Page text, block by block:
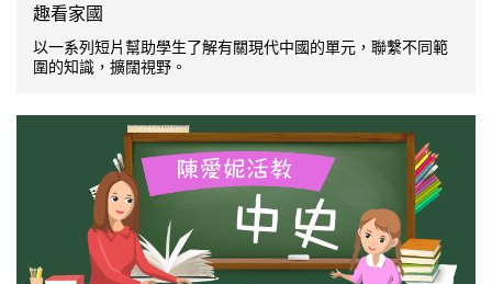
趣看家國
以一系列短片幫助學生了解有關現代中國的單元，聯繫不同範
圍的知識，擴闊視野。